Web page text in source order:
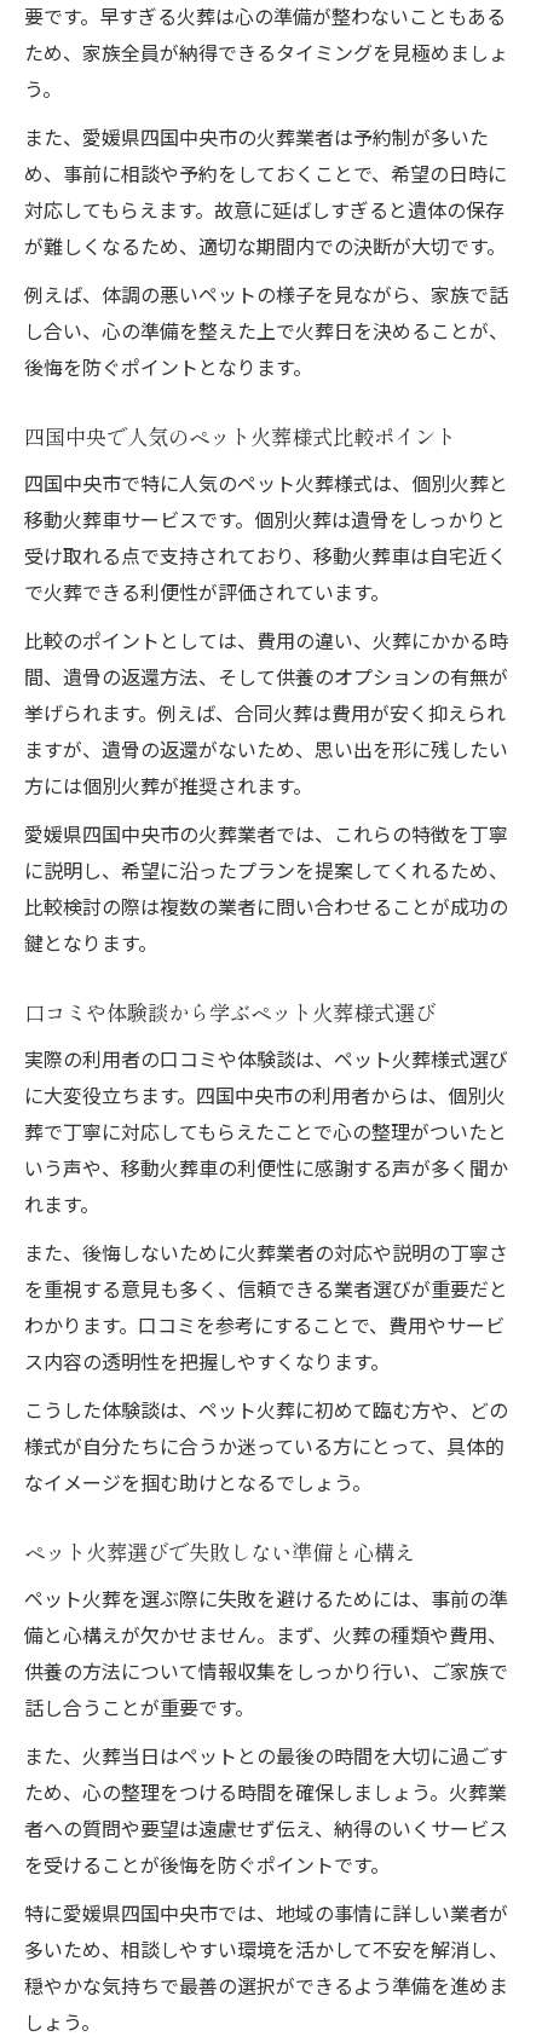
ペット火葬様式選びで迷った時のチェック
リスト
ペット火葬選びで後悔しないための判断軸
遺骨の扱いと後悔しない供養方法のポイント
ペット火葬後の遺骨供養で大切な考え方
遺骨の長期保管リスクと正しい対応策
ペット火葬後の手元供養と納骨堂の違い
後悔しないペット火葬後の供養選択方法
お金が心配でも安心なペット火葬選択ガイド
ペット火葬費用が心配な方への安心ガイド
費用を抑えたペット火葬様式の選び方
自治体利用でできるペット火葬の工夫と注
意点
ペット火葬費用がないときの対処法と選択
肢
口コミで見る安価なペット火葬の実情と注
意
要です。早すぎる火葬は心の準備が整わないこともある
ため、家族全員が納得できるタイミングを見極めましょ
う。
また、愛媛県四国中央市の火葬業者は予約制が多いた
め、事前に相談や予約をしておくことで、希望の日時に
対応してもらえます。故意に延ばしすぎると遺体の保存
が難しくなるため、適切な期間内での決断が大切です。
例えば、体調の悪いペットの様子を見ながら、家族で話
し合い、心の準備を整えた上で火葬日を決めることが、
後悔を防ぐポイントとなります。
四国中央で人気のペット火葬様式比較ポイント
四国中央市で特に人気のペット火葬様式は、個別火葬と
移動火葬車サービスです。個別火葬は遺骨をしっかりと
受け取れる点で支持されており、移動火葬車は自宅近く
で火葬できる利便性が評価されています。
比較のポイントとしては、費用の違い、火葬にかかる時
間、遺骨の返還方法、そして供養のオプションの有無が
挙げられます。例えば、合同火葬は費用が安く抑えられ
ますが、遺骨の返還がないため、思い出を形に残したい
方には個別火葬が推奨されます。
愛媛県四国中央市の火葬業者では、これらの特徴を丁寧
に説明し、希望に沿ったプランを提案してくれるため、
比較検討の際は複数の業者に問い合わせることが成功の
鍵となります。
口コミや体験談から学ぶペット火葬様式選び
実際の利用者の口コミや体験談は、ペット火葬様式選び
に大変役立ちます。四国中央市の利用者からは、個別火
葬で丁寧に対応してもらえたことで心の整理がついたと
いう声や、移動火葬車の利便性に感謝する声が多く聞か
れます。
また、後悔しないために火葬業者の対応や説明の丁寧さ
を重視する意見も多く、信頼できる業者選びが重要だと
わかります。口コミを参考にすることで、費用やサービ
ス内容の透明性を把握しやすくなります。
こうした体験談は、ペット火葬に初めて臨む方や、どの
様式が自分たちに合うか迷っている方にとって、具体的
なイメージを掴む助けとなるでしょう。
ペット火葬選びで失敗しない準備と心構え
ペット火葬を選ぶ際に失敗を避けるためには、事前の準
備と心構えが欠かせません。まず、火葬の種類や費用、
供養の方法について情報収集をしっかり行い、ご家族で
話し合うことが重要です。
また、火葬当日はペットとの最後の時間を大切に過ごす
ため、心の整理をつける時間を確保しましょう。火葬業
者への質問や要望は遠慮せず伝え、納得のいくサービス
を受けることが後悔を防ぐポイントです。
特に愛媛県四国中央市では、地域の事情に詳しい業者が
多いため、相談しやすい環境を活かして不安を解消し、
穏やかな気持ちで最善の選択ができるよう準備を進めま
しょう。